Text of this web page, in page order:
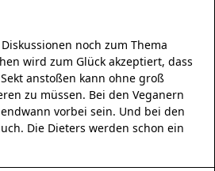
noch zum Thema
wird zum Glück akzeptiert, dass
anstoßen kann ohne groß
zu müssen. Bei den Veganern
vorbei sein. Und bei den
Die Dieters werden schon ein